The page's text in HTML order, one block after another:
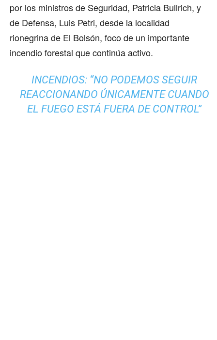
por los ministros de Seguridad, Patricia Bullrich, y
de Defensa, Luis Petri, desde la localidad
rionegrina de El Bolsón, foco de un importante
incendio forestal que continúa activo.
INCENDIOS: “NO PODEMOS SEGUIR
REACCIONANDO ÚNICAMENTE CUANDO
EL FUEGO ESTÁ FUERA DE CONTROL”